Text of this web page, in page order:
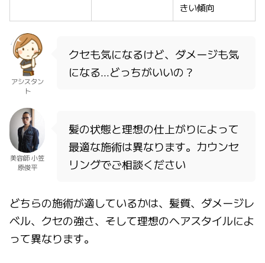
きい傾向
アシスタン
ト
クセも気になるけど、ダメージも気
になる…どっちがいいの？
美容師 小笠
原俊平
髪の状態と理想の仕上がりによって
最適な施術は異なります。カウンセ
リングでご相談ください
どちらの施術が適しているかは、髪質、ダメージレ
ベル、クセの強さ、そして理想のヘアスタイルによ
って異なります。